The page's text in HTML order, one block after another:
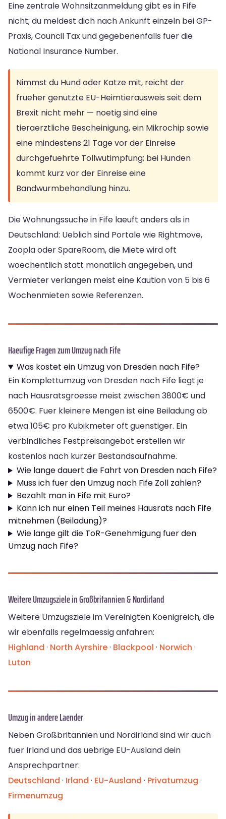
Eine zentrale Wohnsitzanmeldung gibt es in Fife
nicht; du meldest dich nach Ankunft einzeln bei GP-
Praxis, Council Tax und gegebenenfalls fuer die
National Insurance Number.
Nimmst du Hund oder Katze mit, reicht der
frueher genutzte EU-Heimtierausweis seit dem
Brexit nicht mehr — noetig sind eine
tieraerztliche Bescheinigung, ein Mikrochip sowie
eine mindestens 21 Tage vor der Einreise
durchgefuehrte Tollwutimpfung; bei Hunden
kommt kurz vor der Einreise eine
Bandwurmbehandlung hinzu.
Die Wohnungssuche in Fife laeuft anders als in
Deutschland: Ueblich sind Portale wie Rightmove,
Zoopla oder SpareRoom, die Miete wird oft
woechentlich statt monatlich angegeben, und
Vermieter verlangen meist eine Kaution von 5 bis 6
Wochenmieten sowie Referenzen.
Haeufige Fragen zum Umzug nach Fife
Was kostet ein Umzug von Dresden nach Fife?
Ein Komplettumzug von Dresden nach Fife liegt je
nach Hausratsgroesse meist zwischen 3800€ und
6500€. Fuer kleinere Mengen ist eine Beiladung ab
etwa 105€ pro Kubikmeter oft guenstiger. Ein
verbindliches Festpreisangebot erstellen wir
kostenlos nach kurzer Bestandsaufnahme.
Wie lange dauert die Fahrt von Dresden nach Fife?
Muss ich fuer den Umzug nach Fife Zoll zahlen?
Bezahlt man in Fife mit Euro?
Kann ich nur einen Teil meines Hausrats nach Fife
mitnehmen (Beiladung)?
Wie lange gilt die ToR-Genehmigung fuer den
Umzug nach Fife?
Weitere Umzugsziele in Großbritannien & Nordirland
Weitere Umzugsziele im Vereinigten Koenigreich, die
wir ebenfalls regelmaessig anfahren:
Highland · North Ayrshire· Blackpool · Norwich ·
Luton
Umzug in andere Laender
Neben Großbritannien und Nordirland sind wir auch
fuer Irland und das uebrige EU-Ausland dein
Ansprechpartner:
Deutschland · Irland · EU-Ausland · Privatumzug ·
Firmenumzug